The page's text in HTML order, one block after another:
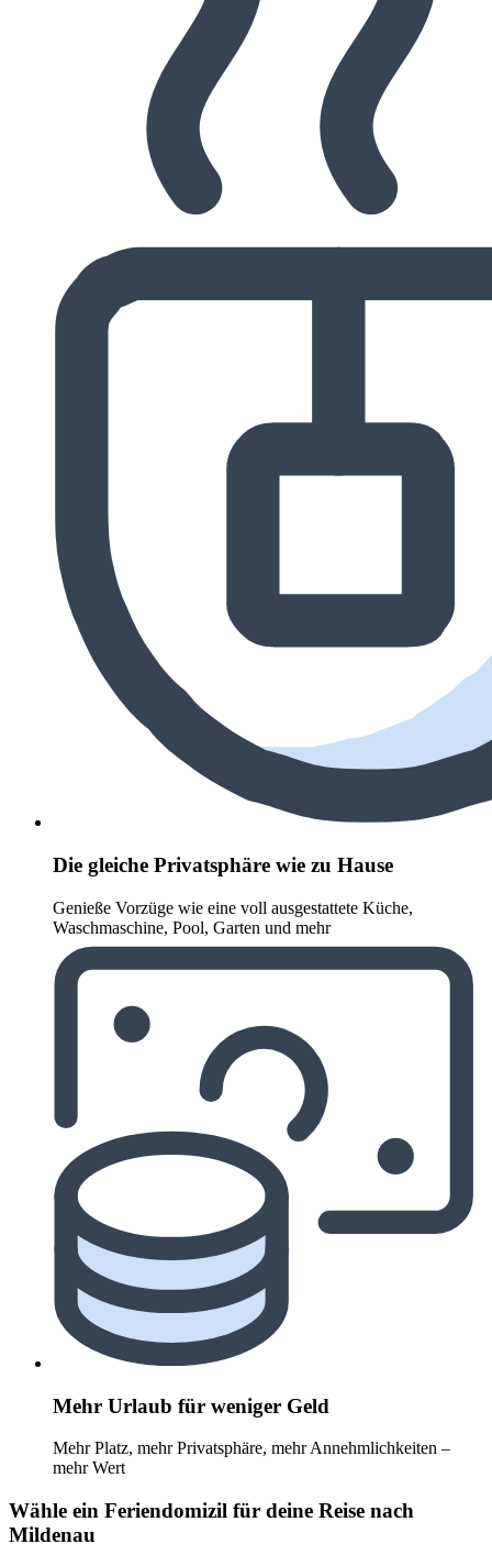
Die gleiche Privatsphäre wie zu Hause
Genieße Vorzüge wie eine voll ausgestattete Küche,
Waschmaschine, Pool, Garten und mehr
Mehr Urlaub für weniger Geld
Mehr Platz, mehr Privatsphäre, mehr Annehmlichkeiten –
mehr Wert
Wähle ein Feriendomizil für deine Reise nach
Mildenau